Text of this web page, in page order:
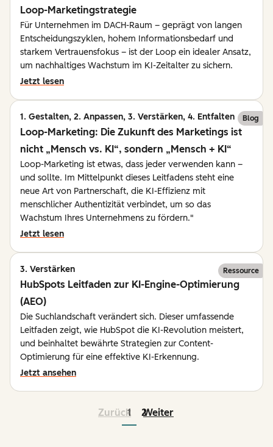
Loop-Marketingstrategie
Für Unternehmen im DACH-Raum – geprägt von langen
Entscheidungszyklen, hohem Informationsbedarf und
starkem Vertrauensfokus – ist der Loop ein idealer Ansatz,
um nachhaltiges Wachstum im KI-Zeitalter zu sichern.
Jetzt lesen
1. Gestalten, 2. Anpassen, 3. Verstärken, 4. Entfalten Blog
Loop-Marketing: Die Zukunft des Marketings ist
nicht „Mensch vs. KI“, sondern „Mensch + KI“
Loop-Marketing ist etwas, dass jeder verwenden kann –
und sollte. Im Mittelpunkt dieses Leitfadens steht eine
neue Art von Partnerschaft, die KI-Effizienz mit
menschlicher Authentizität verbindet, um so das
Wachstum Ihres Unternehmens zu fördern."
Jetzt lesen
3. Verstärken Ressource
HubSpots Leitfaden zur KI-Engine-Optimierung
(AEO)
Die Suchlandschaft verändert sich. Dieser umfassende
Leitfaden zeigt, wie HubSpot die KI-Revolution meistert,
und beinhaltet bewährte Strategien zur Content-
Optimierung für eine effektive KI-Erkennung.
Jetzt ansehen
Zurück
1 2Weiter